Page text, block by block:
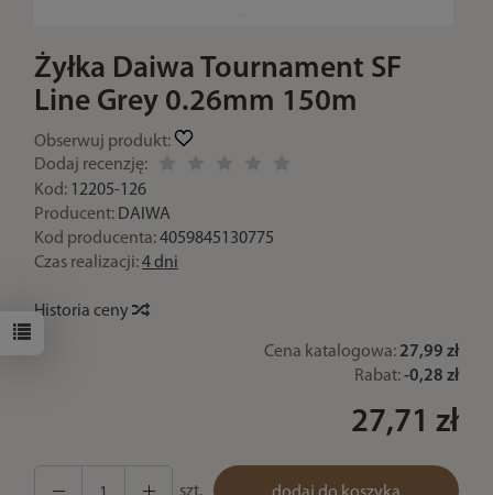
Żyłka Daiwa Tournament SF
Line Grey 0.26mm 150m
Obserwuj produkt:
Dodaj recenzję:
Kod: 12205-126
Producent: DAIWA
Kod producenta:4059845130775
Czas realizacji:4 dni
Historia ceny
Cena katalogowa:27,99 zł
Rabat:-0,28 zł
27,71 zł
szt.